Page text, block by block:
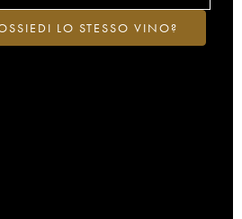
LO STESSO VINO?